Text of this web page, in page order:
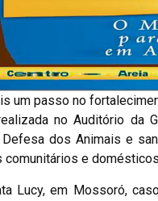
um passo no
no Auditório da
dos Animais e
e
Lucy, em Mossoró,